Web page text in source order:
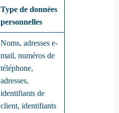
Type de données
personnelles
Noms, adresses e-
mail, numéros de
téléphone,
adresses,
identifiants de
client, identifiants